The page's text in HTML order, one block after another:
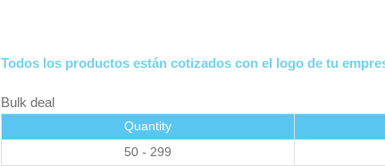
Todos los productos están cotizados con el logo de tu
Bulk deal
Quantity
50 - 299